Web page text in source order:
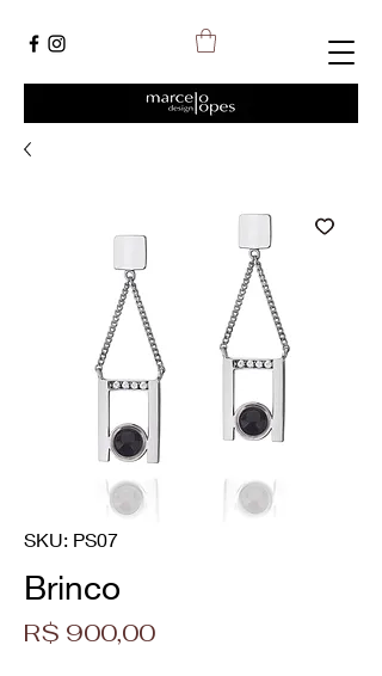
SKU: PS07
Brinco
R$ 900,00Preço